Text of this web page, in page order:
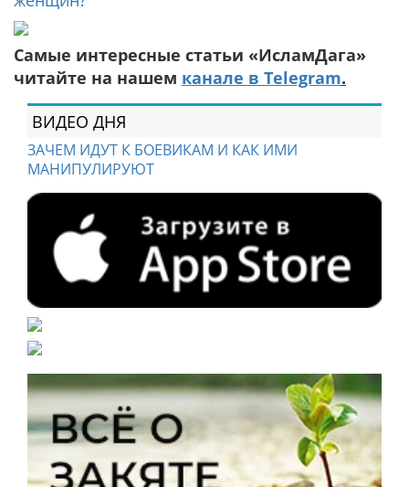
Самые интересные статьи «ИсламДага»
читайте на нашем канале в Telegram.
ВИДЕО ДНЯ
ЗАЧЕМ ИДУТ К БОЕВИКАМ И КАК ИМИ
МАНИПУЛИРУЮТ